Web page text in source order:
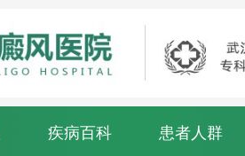
疾病百科 患者人群